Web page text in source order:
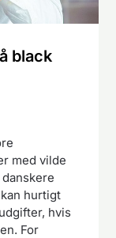
black
med vilde
hurtigt
hvis
For